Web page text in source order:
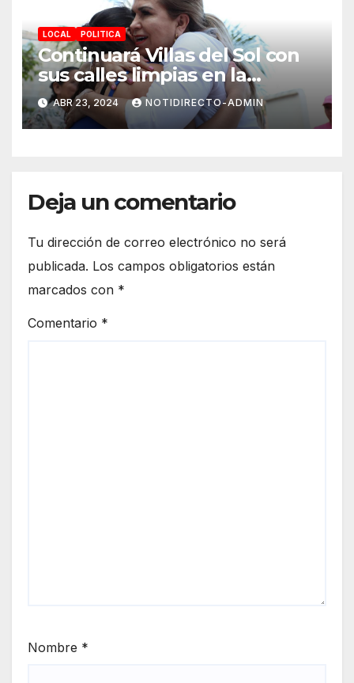
LOCAL POLITICA
Continuará Villas del Sol con
sus calles limpias en la
renovación: Lili Campos
ABR 23, 2024 NOTIDIRECTO-ADMIN
Deja un comentario
Tu dirección de correo electrónico no será
publicada. Los campos obligatorios están
marcados con *
Comentario *
Nombre *